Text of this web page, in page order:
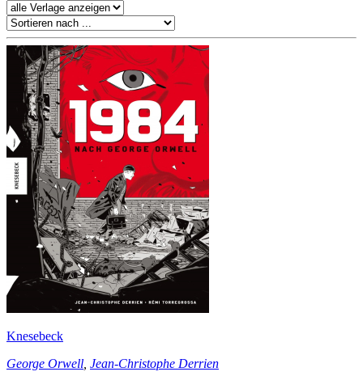
Knesebeck
George Orwell, Jean-Christophe Derrien